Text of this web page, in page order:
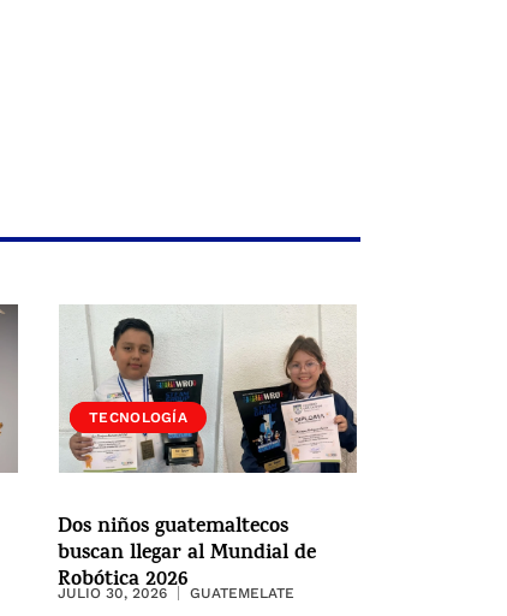
SOCIEDAD
TECNOLOGÍA
Dos niños guatemaltecos
buscan llegar al Mundial de
Robótica 2026
JULIO 30, 2026 GUATEMELATE